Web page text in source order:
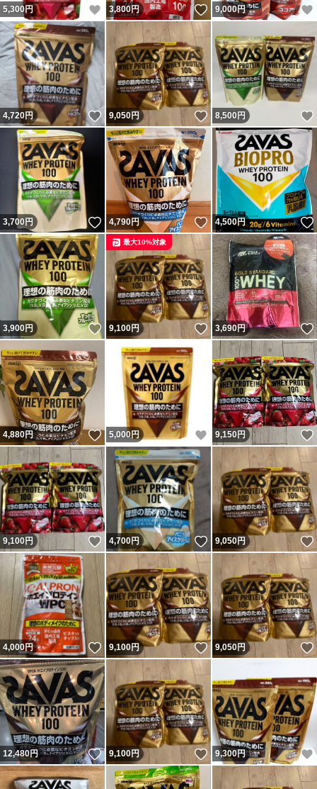
5,300円 いいね！
3,800円 いいね！
9,000円
4,720円 いいね！
9,050円 いいね！
8,500円
3,700円 いいね！
4,790円 いいね！
4,500円
3,900円 いいね！
9,100円 いいね！
最大10%対象
3,690円
4,880円 いいね！
5,000円 いいね！
9,150円
9,100円 いいね！
4,700円 いいね！
9,050円
4,000円 いいね！
9,100円 いいね！
9,050円
12,480円 いいね！
9,100円 いいね！
9,300円